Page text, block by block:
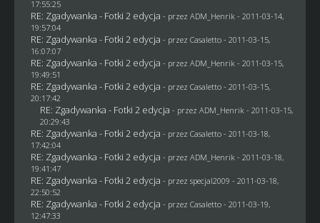
17:55:25
RE: Zgadywanka - Fotki 2 edycja - przez ADM_Henrik - 2011-03-14,
19:57:04
RE: Zgadywanka - Fotki 2 edycja - przez Casaletto- 2011-03-15,
16:07:07
RE: Zgadywanka - Fotki 2 edycja - przez ADM_Henrik - 2011-03-15,
19:49:51
RE: Zgadywanka - Fotki 2 edycja - przez Casaletto- 2011-03-15,
20:17:42
RE: Zgadywanka - Fotki 2 edycja - przez ADM_Henrik - 2011-03-15,
20:29:43
RE: Zgadywanka - Fotki 2 edycja - przez Casaletto- 2011-03-18,
17:42:04
RE: Zgadywanka - Fotki 2 edycja - przez ADM_Henrik - 2011-03-18,
19:41:47
RE: Zgadywanka - Fotki 2 edycja - przez specjal2009 - 2011-03-18,
22:50:52
RE: Zgadywanka - Fotki 2 edycja - przez Casaletto- 2011-03-19,
12:47:33